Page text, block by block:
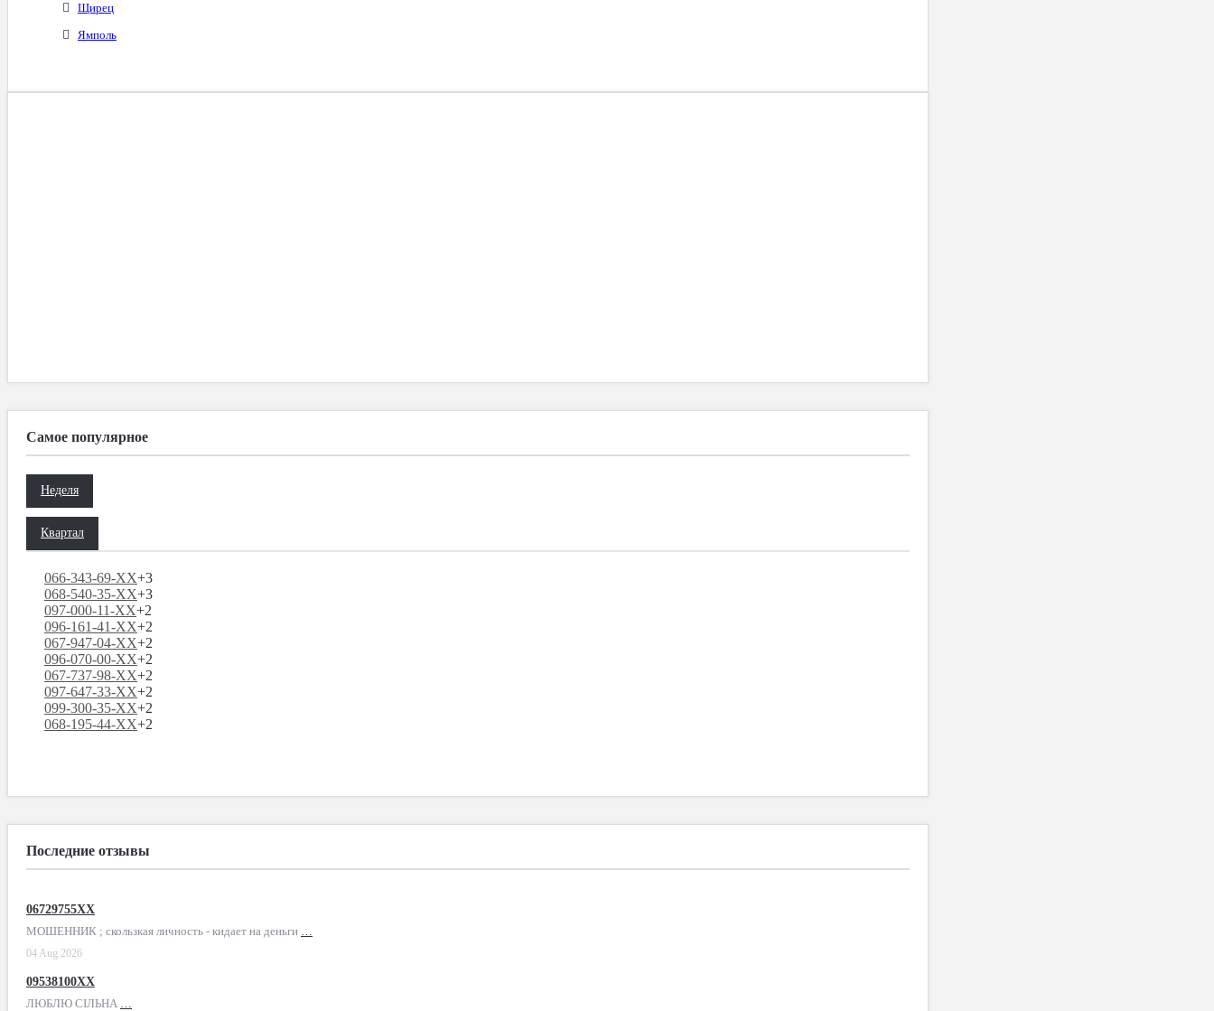
Щирец
Ямполь
Самое популярное
Неделя
Квартал
066-343-69-XX+3
068-540-35-XX+3
097-000-11-XX+2
096-161-41-XX+2
067-947-04-XX+2
096-070-00-XX+2
067-737-98-XX+2
097-647-33-XX+2
099-300-35-XX+2
068-195-44-XX+2
Последние отзывы
06729755XX
МОШЕННИК ; скользкая личность - кидает на деньги …
04 Aug 2026
09538100XX
ЛЮБЛЮ СІЛЬНА …